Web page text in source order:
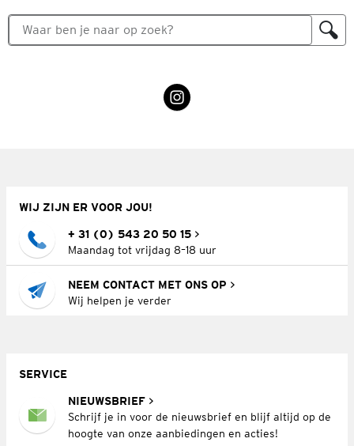
WIJ ZIJN ER VOOR JOU!
+ 31 (0) 543 20 50 15
Maandag tot vrijdag 8–18 uur
NEEM CONTACT MET ONS OP
Wij helpen je verder
SERVICE
NIEUWSBRIEF
Schrijf je in voor de nieuwsbrief en blijf altijd op de
hoogte van onze aanbiedingen en acties!